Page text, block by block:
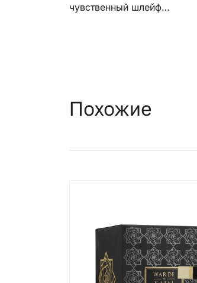
чувственный шлейф…
Похожие